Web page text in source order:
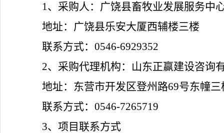
1、采购人：广饶县畜牧业发展服务中
地址：广饶县乐安大厦西辅楼三楼
联系方式： 0546-6929352
2、采购代理机构：山东正赢建设咨询
地址：东营市开发区登州路69号东幢三
联系方式： 0546-7265719
3、项目联系方式